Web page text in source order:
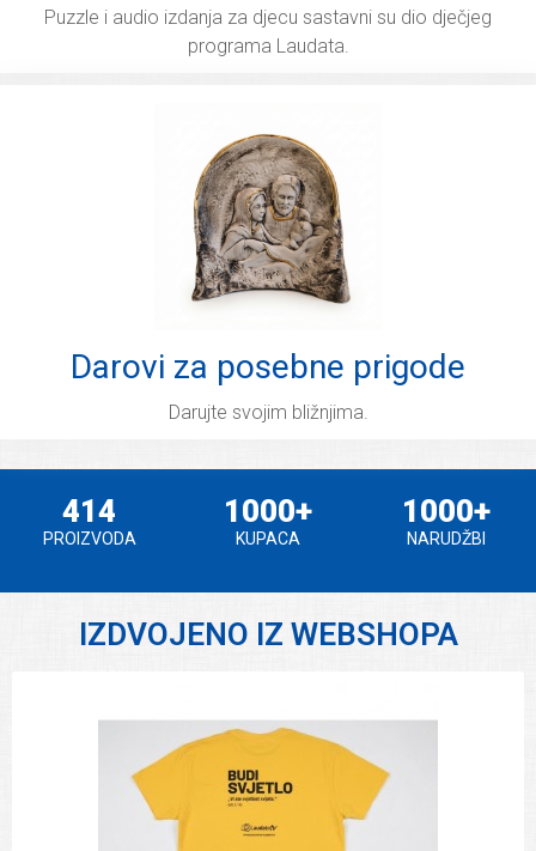
Puzzle i audio izdanja za djecu sastavni su dio dječjeg
programa Laudata.
Darovi za posebne prigode
Darujte svojim bližnjima.
IZDVOJENO IZ WEBSHOPA